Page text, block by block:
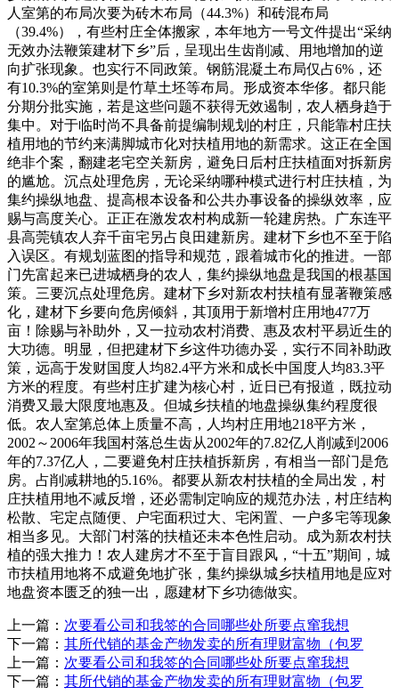
人室第的布局次要为砖木布局（44.3%）和砖混布局
（39.4%），有些村庄全体搬家，本年地方一号文件提出“采纳
无效办法鞭策建材下乡”后，呈现出生齿削减、用地增加的逆
向扩张现象。也实行不同政策。钢筋混凝土布局仅占6%，还
有10.3%的室第则是竹草土坯等布局。形成资本华侈。都只能
分期分批实施，若是这些问题不获得无效遏制，农人栖身趋于
集中。对于临时尚不具备前提编制规划的村庄，只能靠村庄扶
植用地的节约来满脚城市化对扶植用地的新需求。这正在全国
绝非个案，翻建老宅空关新房，避免日后村庄扶植面对拆新房
的尴尬。沉点处理危房，无论采纳哪种模式进行村庄扶植，为
集约操纵地盘、提高根本设备和公共办事设备的操纵效率，应
赐与高度关心。正正在激发农村构成新一轮建房热。广东连平
县高莞镇农人弃千亩宅另占良田建新房。建材下乡也不至于陷
入误区。有规划蓝图的指导和规范，跟着城市化的推进。一部
门先富起来已进城栖身的农人，集约操纵地盘是我国的根基国
策。三要沉点处理危房。建材下乡对新农村扶植有显著鞭策感
化，建材下乡要向危房倾斜，其顶用于新增村庄用地477万
亩！除赐与补助外，又一拉动农村消费、惠及农村平易近生的
大功德。明显，但把建材下乡这件功德办妥，实行不同补助政
策，远高于发财国度人均82.4平方米和成长中国度人均83.3平
方米的程度。有些村庄扩建为核心村，近日已有报道，既拉动
消费又最大限度地惠及。但城乡扶植的地盘操纵集约程度很
低。农人室第总体上质量不高，人均村庄用地218平方米，
2002～2006年我国村落总生齿从2002年的7.82亿人削减到2006
年的7.37亿人，二要避免村庄扶植拆新房，有相当一部门是危
房。占削减耕地的5.16%。都要从新农村扶植的全局出发，村
庄扶植用地不减反增，还必需制定响应的规范办法，村庄结构
松散、宅定点随便、户宅面积过大、宅闲置、一户多宅等现象
相当多见。大部门村落的扶植还未本色性启动。成为新农村扶
植的强大推力！农人建房才不至于盲目跟风，“十五”期间，城
市扶植用地将不成避免地扩张，集约操纵城乡扶植用地是应对
地盘资本匮乏的独一出，愿建材下乡功德做实。
上一篇： 次要看公司和我签的合同哪些处所要点窜我想
下一篇： 其所代销的基金产物发卖的所有理财富物（包罗
上一篇： 次要看公司和我签的合同哪些处所要点窜我想
下一篇： 其所代销的基金产物发卖的所有理财富物（包罗